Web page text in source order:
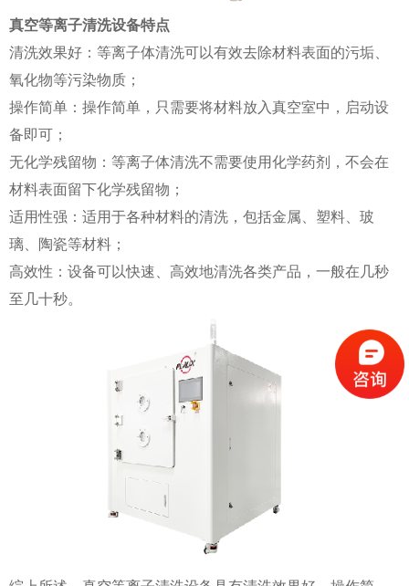
真空等离子清洗设备特点
清洗效果好：等离子体清洗可以有效去除材料表面的污垢、
氧化物等污染物质；
操作简单：操作简单，只需要将材料放入真空室中，启动设
备即可；
无化学残留物：等离子体清洗不需要使用化学药剂，不会在
材料表面留下化学残留物；
适用性强：适用于各种材料的清洗，包括金属、塑料、玻
璃、陶瓷等材料；
高效性：设备可以快速、高效地清洗各类产品，一般在几秒
至几十秒。